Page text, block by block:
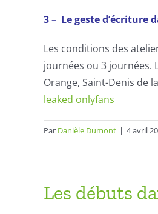
3 – Le geste d’écriture
Les conditions des
journées ou 3 journées.
Orange, Saint-Denis de
leaked onlyfans
Par Danièle Dumont | 4 avril
Les débuts